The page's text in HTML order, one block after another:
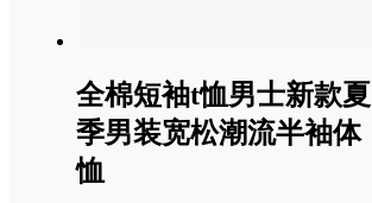
全棉短袖t恤男士新款夏
季男装宽松潮流半袖体
恤